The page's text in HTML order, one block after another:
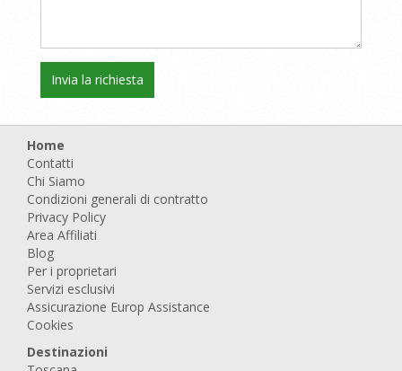
Home
Contatti
Chi Siamo
Condizioni generali di contratto
Privacy Policy
Area Affiliati
Blog
Per i proprietari
Servizi esclusivi
Assicurazione Europ Assistance
Cookies
Destinazioni